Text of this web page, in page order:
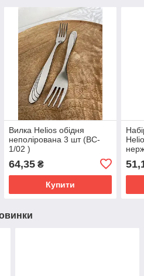
Вилка Helios обідня
неполірована 3 шт (BC-
1/02 )
64,35₴
Купити